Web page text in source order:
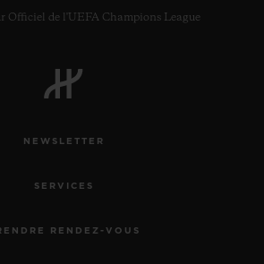
Officiel de l'UEFA Champions League
NEWSLETTER
SERVICES
RENDEZ-VOUS